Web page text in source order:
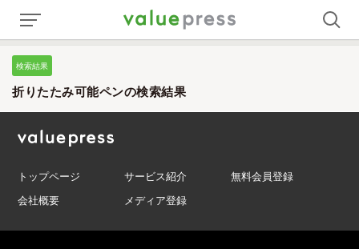
検索結果
折りたたみ可能ペンの検索結果
トップページ サービス紹介
無料会員登録
会社概要
メディア登録